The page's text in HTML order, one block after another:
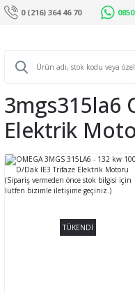
0 (216) 364 46 70
3mgs315la6
Elektrik
TÜKENDİ